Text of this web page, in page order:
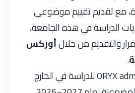
مع تقديم تقييم موضوعي
الدراسة في هذه الجامعة،
والتقديم من خلالأوركس
.